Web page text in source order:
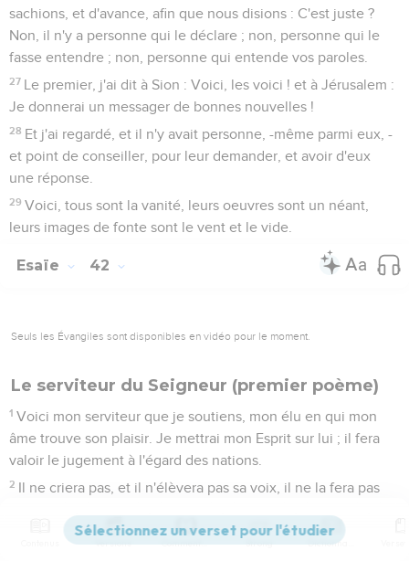
sachions, et d'avance, afin que nous disions : C'est juste ?
Non, il n'y a personne qui le déclare ; non, personne qui le
fasse entendre ; non, personne qui entende vos paroles.
27 Le premier, j'ai dit à Sion : Voici, les voici ! et à Jérusalem :
Je donnerai un messager de bonnes nouvelles !
28 Et j'ai regardé, et il n'y avait personne, -même parmi eux, -
et point de conseiller, pour leur demander, et avoir d'eux
une réponse.
29 Voici, tous sont la vanité, leurs oeuvres sont un néant,
leurs images de fonte sont le vent et le vide.
Esaïe 42
Seuls les Évangiles sont disponibles en vidéo pour le moment.
Le serviteur du Seigneur (premier poème)
1 Voici mon serviteur que je soutiens, mon élu en qui mon
âme trouve son plaisir. Je mettrai mon Esprit sur lui ; il fera
valoir le jugement à l'égard des nations.
2 Il ne criera pas, et il n'élèvera pas sa voix, il ne la fera pas
Il ne brisera pas le roseau froissé, et n'éteindra pas le lin qui
Versions Commentaires Strong